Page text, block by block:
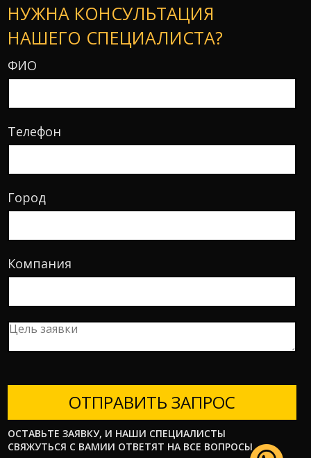
НУЖНА КОНСУЛЬТАЦИЯ
НАШЕГО СПЕЦИАЛИСТА?
ФИО
Телефон
Город
Компания
ОТПРАВИТЬ ЗАПРОС
ОСТАВЬТЕ ЗАЯВКУ, И НАШИ СПЕЦИАЛИСТЫ
СВЯЖУТЬСЯ С ВАМИИ ОТВЕТЯТ НА ВСЕ ВОПРОСЫ